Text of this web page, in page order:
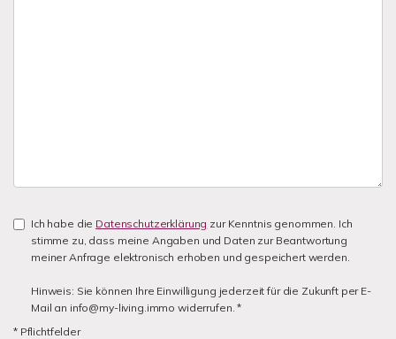
Ich habe die Datenschutzerklärung zur Kenntnis genommen. Ich
stimme zu, dass meine Angaben und Daten zur Beantwortung
meiner Anfrage elektronisch erhoben und gespeichert werden.
Hinweis: Sie können Ihre Einwilligung jederzeit für die Zukunft per E-
Mail an info@my-living.immo widerrufen. *
* Pflichtfelder